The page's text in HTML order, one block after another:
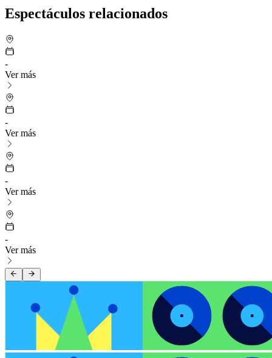
Espectáculos relacionados
-
Ver más
-
Ver más
-
Ver más
-
Ver más